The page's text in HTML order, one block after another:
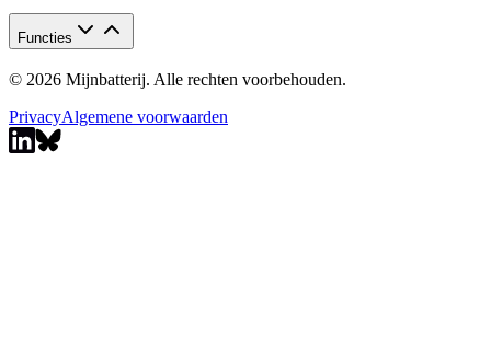
Functies
© 2026 Mijnbatterij. Alle rechten voorbehouden.
PrivacyAlgemene voorwaarden